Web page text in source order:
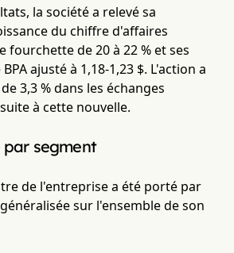
la société a relevé sa
du chiffre d'affaires
fourchette de 20 à 22 % et ses
ajusté à 1,18-1,23 $. L'action a
3,3 % dans les échanges
à cette nouvelle.
par segment
de l'entreprise a été porté par
sur l'ensemble de son